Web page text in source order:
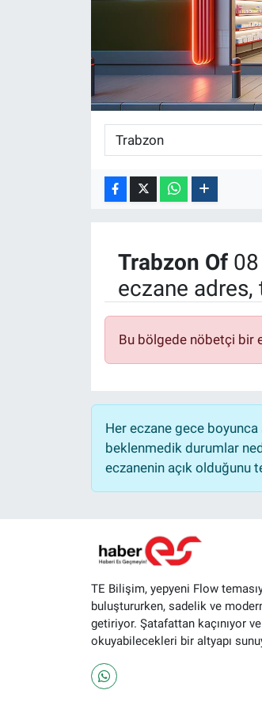
Trabzon Of08
eczane adres,
Bu bölgede nöbetçi bir
Her eczane gece boyunca
beklenmedik durumlar
eczanenin açık olduğunu
TE Bilişim, yepyeni Flow
buluştururken, sadelik ve
getiriyor. Şatafattan kaçınıyor
okuyabilecekleri bir altyapı